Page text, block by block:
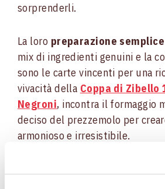
sorprenderli.
La loro preparazione semplice
mix di ingredienti genuini e la
sono le carte vincenti per una
vivacità della Coppa di Zibello
Negroni, incontra il formaggio
deciso del prezzemolo per
armonioso e irresistibile.